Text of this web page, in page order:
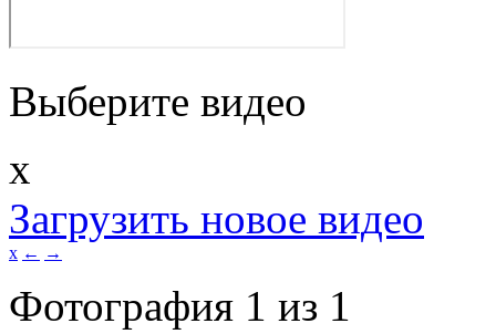
Выберите видео
x
Загрузить новое видео
x ← →
Фотография 1 из 1